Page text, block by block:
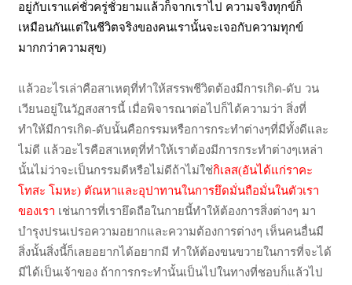
อยู่กับเราแค่ชั่วครู่ชั่วยามแล้วก็จากเราไป ความจริงทุกข์ก็
เหมือนกันแต่ในชีวิตจริงของคนเรานั้นจะเจอกับความทุกข์
มากกว่าความสุข)
แล้วอะไรเล่าคือสาเหตุที่ทำให้สรรพชีวิตต้องมีการเกิด-ดับ วน
เวียนอยู่ในวัฏสงสารนี้ เมื่อพิจารณาต่อไปก็ได้ความว่า สิ่งที่
ทำให้มีการเกิด-ดับนั้นคือกรรมหรือการกระทำต่างๆที่มีทั้งดีและ
ไม่ดี แล้วอะไรคือสาเหตุที่ทำให้เราต้องมีการกระทำต่างๆเหล่า
นั้นไม่ว่าจะเป็นกรรมดีหรือไม่ดีถ้าไม่ใช่กิเลส(อันได้แก่ราคะ
โทสะ โมหะ) ตัณหาและอุปาทานในการยึดมั่นถือมั่นในตัวเรา
ของเรา เช่นการที่เรายึดถือในกายนี้ทำให้ต้องการสิ่งต่างๆ มา
บำรุงปรนเปรอความอยากและความต้องการต่างๆ เห็นคนอื่นมี
สิ่งนั้นสิ่งนี้ก็เลยอยากได้อยากมี ทำให้ต้องขนขวายในการที่จะได้
มีได้เป็นเจ้าของ ถ้าการกระทำนั้นเป็นไปในทางที่ชอบก็แล้วไป